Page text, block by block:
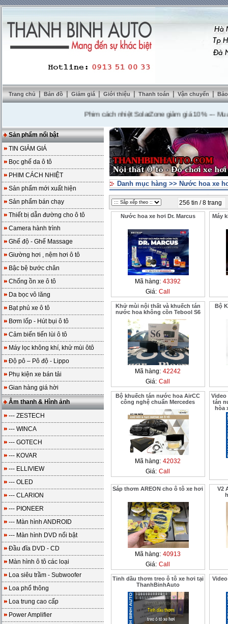
Trang chủ | Bản đồ | Giảm giá | Giới thiệu | Thanh toán | Vận chuyển |
Phim cách nhiệt SolarZone giảm giá 10%---Mua
Sản phẩm nổi bật
TIN GIẢM GIÁ
Bọc ghế da ô tô
PHIM CÁCH NHIỆT
Sản phẩm mới xuất hiện
Sản phẩm bán chạy
Thiết bị dẫn đường cho ô tô
Camera hành trình
Ghế độ - Ghế Massage
Giường hơi , nệm hơi ô tô
Bậc bệ bước chân
Chống ồn xe ô tô
Da bọc vô lăng
Bạt phủ xe ô tô
Bơm lốp - Hút bụi ô tô
Cảm biến tiến lùi ô tô
Máy lọc không khí, khử mùi ôtô
Độ pô – Pô độ - Lippo
Phụ kiện xe bán tải
Gian hàng giá hời
Âm thanh & Hình ảnh
--- ZESTECH
--- WINCA
--- GOTECH
--- KOVAR
--- ELLIVIEW
--- OLED
--- CLARION
--- PIONEER
--- Màn hình ANDROID
--- Màn hình DVD nổi bật
Đầu đĩa DVD - CD
Màn hình ô tô các loại
Loa siêu trầm - Subwoofer
Loa phổ thông
Loa trung cao cấp
Power Amplifier
Danh mục hàng >> Nước hoa xe
256 tin / 8 trang
Nước hoa xe hơi Dr. Marcus
Mã hàng: 43392
Giá: Call
Máy
Khử mùi nội thất và khuếch tán
nước hoa không cồn Tebool S6
Mã hàng: 42242
Giá: Call
Bộ
Bộ khuếch tán nước hoa AirCC
công nghệ chuẩn Mercedes
Mã hàng: 42032
Giá: Call
Video
tán
hòa
Sáp thơm AREON cho ô tô xe hơi
Mã hàng: 40913
Giá: Call
V2
Tinh dầu thơm treo ô tô xe hơi tại
ThanhBinhAuto